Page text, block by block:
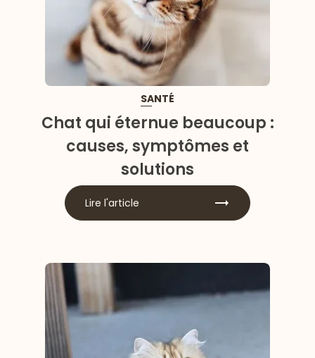
SANTÉ
Chat qui éternue beaucoup :
causes, symptômes et
solutions
Lire l'article